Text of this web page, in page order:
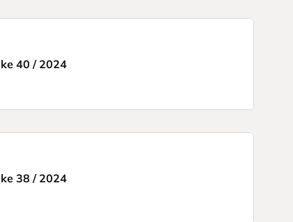
40 / 2024
38 / 2024